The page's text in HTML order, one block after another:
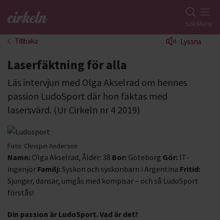
Gå till studiefrämjandets startsida SökMeny
Tillbaka Lyssna
Laserfäktning för alla
Läs intervjun med Olga Akselrad om hennes
passion LudoSport där hon fäktas med
lasersvärd. (Ur Cirkeln nr 4 2019)
Foto: Chrispin Anderson
Namn: Olga Akselrad, Ålder: 38 Bor: Göteborg Gör: IT-
ingenjör Familj: Syskon och syskonbarn i Argentina Fritid:
Sjunger, dansar, umgås med kompisar – och så LudoSport
förstås!
Din passion är LudoSport. Vad är det?